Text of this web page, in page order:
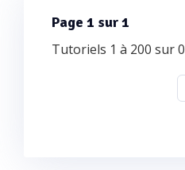
Page 1 sur 1
Tutoriels 1 à 200 sur 0